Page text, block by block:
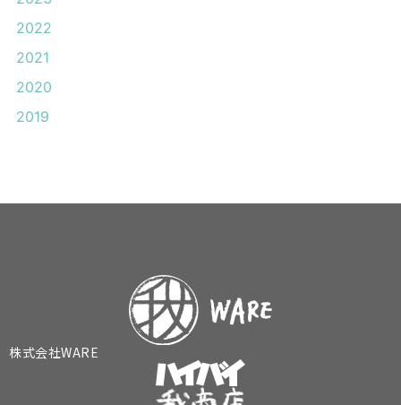
2022
2021
2020
2019
株式会社WARE